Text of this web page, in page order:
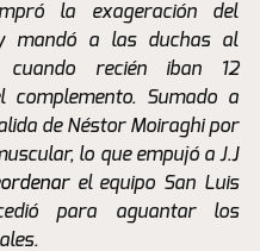
la exageración del
mandó a las duchas al
cuando recién iban 12
complemento. Sumado a
de Néstor Moiraghi por
lo que empujó a J.J
el equipo San Luis
para aguantar los